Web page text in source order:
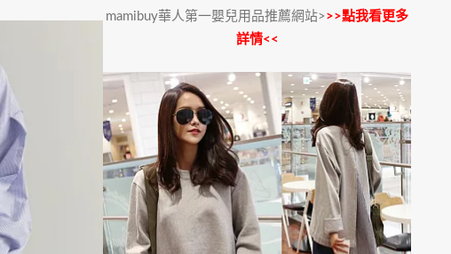
mamibuy華人第一嬰兒用品推薦網站>>>點我看更多
詳情<<